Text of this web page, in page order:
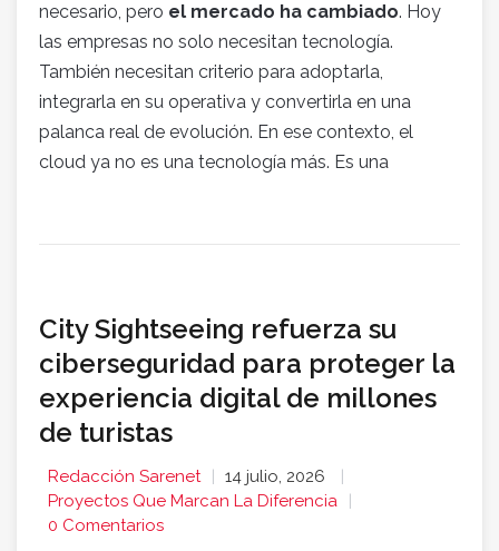
necesario, pero el mercado ha cambiado. Hoy
las empresas no solo necesitan tecnología.
También necesitan criterio para adoptarla,
integrarla en su operativa y convertirla en una
palanca real de evolución. En ese contexto, el
cloud ya no es una tecnología más. Es una
City Sightseeing refuerza su
ciberseguridad para proteger la
experiencia digital de millones
de turistas
Redacción Sarenet
14 julio, 2026
Proyectos Que Marcan La Diferencia
0 Comentarios